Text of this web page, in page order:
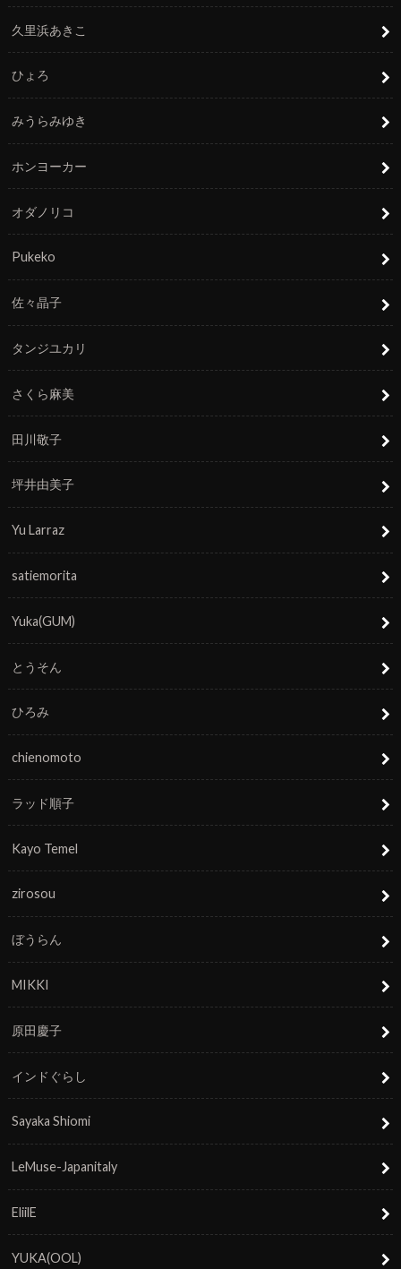
久里浜あきこ
ひょろ
みうらみゆき
ホンヨーカー
オダノリコ
Pukeko
佐々晶子
タンジユカリ
さくら麻美
田川敬子
坪井由美子
Yu Larraz
satiemorita
Yuka(GUM)
とうそん
ひろみ
chienomoto
ラッド順子
Kayo Temel
zirosou
ぼうらん
MIKKI
原田慶子
インドぐらし
Sayaka Shiomi
LeMuse-Japanitaly
EliilE
YUKA(OOL)